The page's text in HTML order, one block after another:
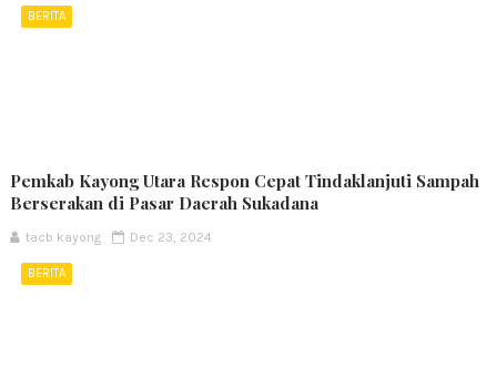
BERITA
Pemkab Kayong Utara Respon Cepat Tindaklanjuti Sampah
Berserakan di Pasar Daerah Sukadana
tacb kayong Dec 23, 2024
BERITA